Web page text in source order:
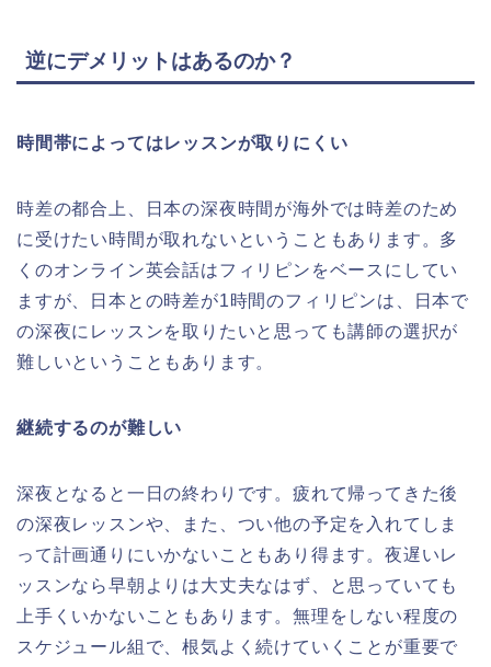
逆にデメリットはあるのか？
時間帯によってはレッスンが取りにくい
時差の都合上、日本の深夜時間が海外では時差のため
に受けたい時間が取れないということもあります。多
くのオンライン英会話はフィリピンをベースにしてい
ますが、日本との時差が1時間のフィリピンは、日本で
の深夜にレッスンを取りたいと思っても講師の選択が
難しいということもあります。
継続するのが難しい
深夜となると一日の終わりです。疲れて帰ってきた後
の深夜レッスンや、また、つい他の予定を入れてしま
って計画通りにいかないこともあり得ます。夜遅いレ
ッスンなら早朝よりは大丈夫なはず、と思っていても
上手くいかないこともあります。無理をしない程度の
スケジュール組で、根気よく続けていくことが重要で